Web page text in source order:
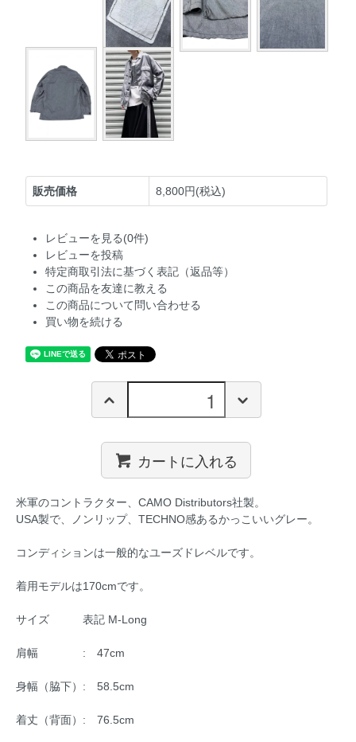
販売価格 8,800円(税込)
レビューを見る(0件)
レビューを投稿
特定商取引法に基づく表記（返品等）
この商品を友達に教える
この商品について問い合わせる
買い物を続ける
カートに入れる
米軍のコントラクター、CAMO Distributors社製。
USA製で、ノンリップ、TECHNO感あるかっこいいグレー。
コンディションは一般的なユーズドレベルです。
着用モデルは170cmです。
サイズ 表記 M-Long
肩幅 : 47cm
身幅（脇下）: 58.5cm
着丈（背面）: 76.5cm